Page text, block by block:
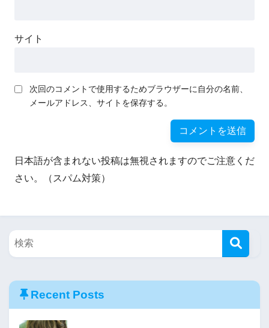
サイト
次回のコメントで使用するためブラウザーに自分の名前、
メールアドレス、サイトを保存する。
日本語が含まれない投稿は無視されますのでご注意くだ
さい。（スパム対策）
Recent Posts